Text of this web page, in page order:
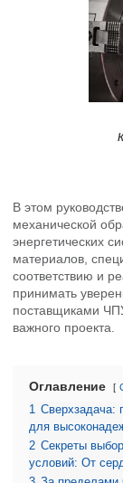
В этом
механической
энергетических
материалов,
соответствию и
принимать
поставщиками
важного проекта.
Оглавление
1 Сверхзадача:
для
2 Секреты
условий: От